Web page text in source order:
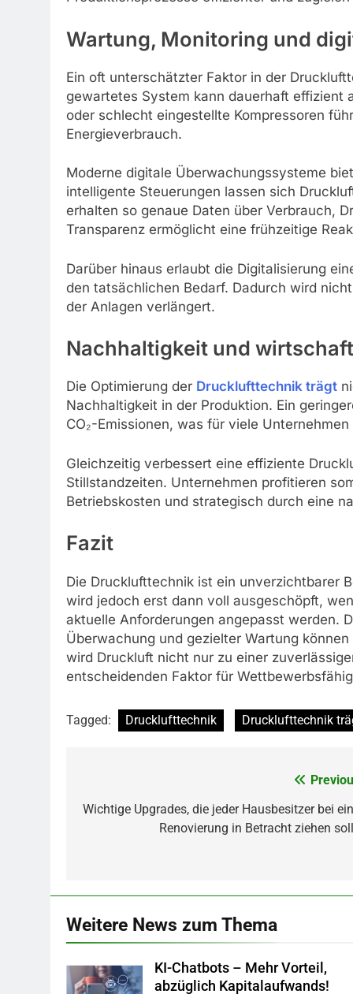
Wartung, Monitoring und
Ein oft unterschätzter Faktor in der
gewartetes System kann dauerhaft
oder schlecht eingestellte Kompressoren
Energieverbrauch.
Moderne digitale Überwachungssysteme
intelligente Steuerungen lassen sich
erhalten so genaue Daten über Verbrauch,
Transparenz ermöglicht eine frühzeitige
Darüber hinaus erlaubt die Digitalisierung
den tatsächlichen Bedarf. Dadurch wird
der Anlagen verlängert.
Nachhaltigkeit und
Die Optimierung der Drucklufttechnik trägt
Nachhaltigkeit in der Produktion. Ein
CO₂-Emissionen, was für viele
Gleichzeitig verbessert eine effiziente
Stillstandzeiten. Unternehmen profitieren
Betriebskosten und strategisch durch eine
Fazit
Die Drucklufttechnik ist ein unverzichtbarer
wird jedoch erst dann voll ausgeschöpft,
aktuelle Anforderungen angepasst werden.
Überwachung und gezielter Wartung
wird Druckluft nicht nur zu einer
entscheidenden Faktor für
Tagged: Drucklufttechnik Drucklufttechnik
navigation
Wichtige Upgrades, die jeder Hausbesitzer bei
Renovierung in Betracht ziehen
Weitere News zum Thema
KI-Chatbots – Mehr Vorteil,
abzüglich Kapitalaufwands!